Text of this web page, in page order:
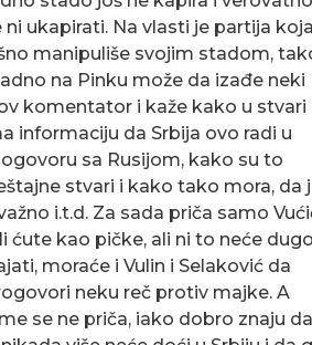
ni ukapirati. Na vlasti je partija koja
manipuliše svojim stadom,
na Pinku može da izađe neki
komentator i kaže kako u stvari
informaciju da Srbija ovo radi u
sa Rusijom, kako su to
stvari i kako tako mora, da
i.t.d. Za sada priča samo
ćute kao pičke, ali ni to neće dugo
moraće i Vulin i Selaković da
neku reč protiv majke. A
se ne priča, iako dobro znaju da